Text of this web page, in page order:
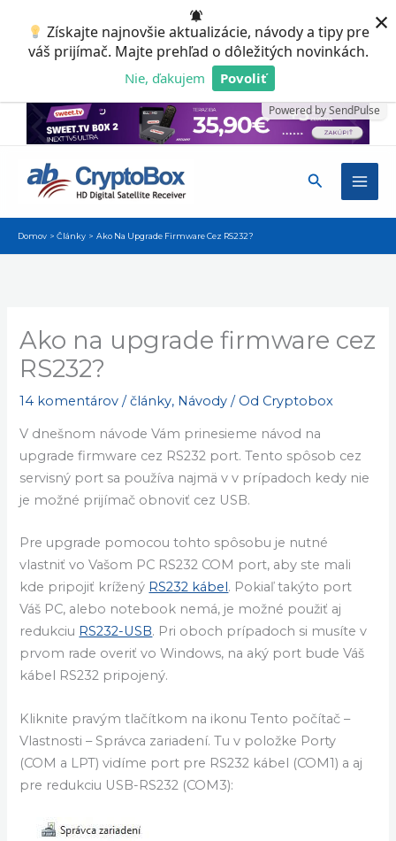
Získajte najnovšie aktualizácie, návody a tipy pre
váš prijímač. Majte prehľad o dôležitých novinkách.
Nie, ďakujem Povoliť
Powered by SendPulse
×
obsah
Hľadať
Domov Články Ako Na Upgrade Firmware Cez RS232?
Ako na upgrade firmware cez
RS232?
14 komentárov /články, Návody / Od Cryptobox
V dnešnom návode Vám prinesieme návod na
upgrade firmware cez RS232 port. Tento spôsob cez
servisný port sa používa najmä v v prípadoch kedy nie
je možné prijímač obnoviť cez USB.
Pre upgrade pomocou tohto spôsobu je nutné
vlastniť vo Vašom PC RS232 COM port, aby ste mali
kde pripojiť krížený RS232 kábel . Pokiaľ takýto port
Váš PC, alebo notebook nemá, je možné použiť aj
redukciu RS232-USB. Pri oboch prípadoch si musíte v
prvom rade overiť vo Windows, na aký port bude Váš
kábel RS232 pripojený.
Kliknite pravým tlačítkom na ikonu Tento počítač –
Vlastnosti – Správca zariadení. Tu v položke Porty
(COM a LPT) vidíme port pre RS232 kábel (COM1) a aj
pre redukciu USB-RS232 (COM3):